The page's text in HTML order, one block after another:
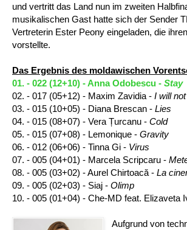
und vertritt das Land nun im zweiten
musikalischen Gast hatte sich der Sender
Vertreterin Ester Peony eingeladen, die
vorstellte.
Das Ergebnis des moldawischen
01. - 022 (12+10) - Anna Odobescu - Stay
02. - 017 (05+12) - Maxim Zavidia - I will
03. - 015 (10+05) - Diana Brescan - Lies
04. - 015 (08+07) - Vera Țurcanu - Cold
05. - 015 (07+08) - Lemonique - Gravity
06. - 012 (06+06) - Tinna Gi - Virus
07. - 005 (04+01) - Marcela Scripcaru -
08. - 005 (03+02) - Aurel Chirtoacă - La
09. - 005 (02+03) - Siaj - Olimp
10. - 005 (01+04) - Che-MD feat. Elizaveta
Aufgrund von